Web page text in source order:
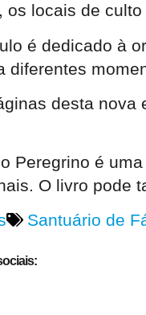
os locais de
é dedicado à
diferentes
desta nova
Peregrino é
O livro pode
Santuário de